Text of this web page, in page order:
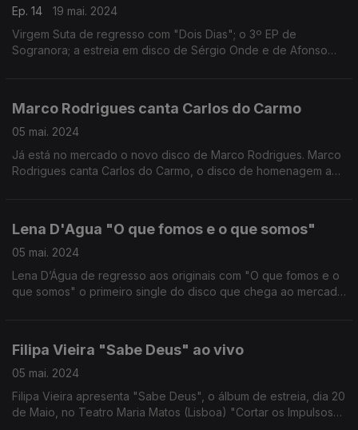
Ep. 14
19 mai. 2024
Virgem Suta de regresso com "Dois Dias"; o 3º EP de
Sogranora; a estreia em disco de Sérgio Onde e de Afonso
Marco Rodrigues canta Carlos do Carmo
05 mai. 2024
Já está no mercado o novo disco de Marco Rodrigues. Marco
Rodrigues canta Carlos do Carmo, o disco de homenagem a
Lena D'Agua "O que fomos e o que somos"
05 mai. 2024
Lena D’Água de regresso aos originais com "O que fomos e o
que somos" o primeiro single do disco que chega ao mercado
Filipa Vieira "Sabe Deus" ao vivo
05 mai. 2024
Filipa Vieira apresenta "Sabe Deus", o álbum de estreia, dia 20
de Maio, no Teatro Maria Matos (Lisboa) "Cortar os Impulsos"